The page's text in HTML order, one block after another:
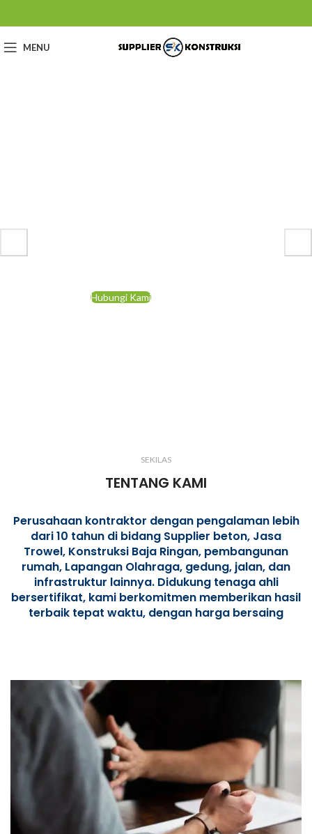
MENU
Sewa Concrete Pump & Material Proyek di
Hubungi Kami
SEKILAS
TENTANG KAMI
Perusahaan kontraktor dengan pengalaman lebih
dari 10 tahun di bidang Supplier beton, Jasa
Trowel, Konstruksi Baja Ringan, pembangunan
rumah, Lapangan Olahraga, gedung, jalan, dan
infrastruktur lainnya. Didukung tenaga ahli
bersertifikat, kami berkomitmen memberikan hasil
terbaik tepat waktu, dengan harga bersaing